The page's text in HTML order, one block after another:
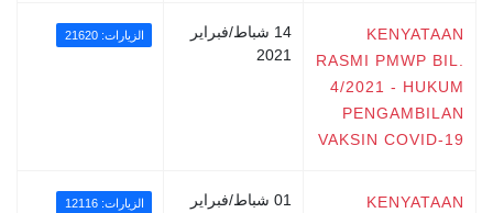
KENYATAAN
RASMI PMWP BIL.
4/2021 - HUKUM
PENGAMBILAN
VAKSIN COVID-19
14 شباط/فبراير
2021
الزيارات: 21620
KENYATAAN
01 شباط/فبراير
الزيارات: 12116